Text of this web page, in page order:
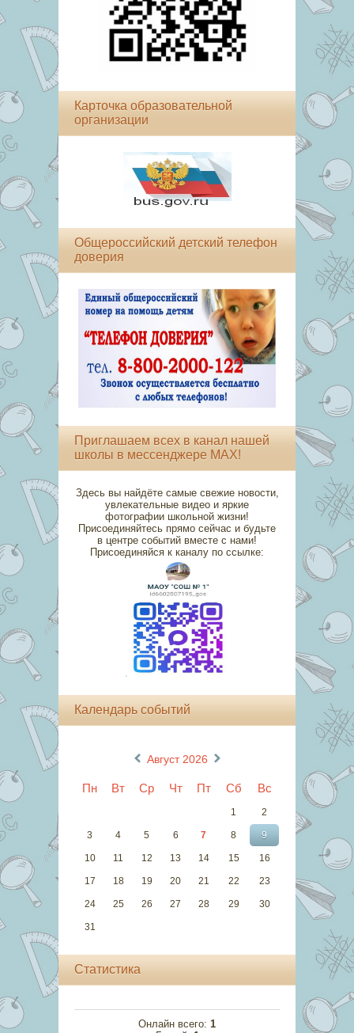
Карточка образовательной
организации
Общероссийский детский телефон
доверия
Приглашаем всех в канал нашей
школы в мессенджере MAX!
Здесь вы найдёте самые свежие новости,
увлекательные видео и яркие
фотографии школьной жизни!
Присоединяйтесь прямо сейчас и будьте
в центре событий вместе с нами!
Присоединяйся к каналу по ссылке:
Календарь событий
« Август 2026 »
Пн Вт Ср Чт Пт Сб Вс
1 2
3 4 5 6 7 8 9
10 11 12 13 14 15 16
17 18 19 20 21 22 23
24 25 26 27 28 29 30
31
Статистика
Онлайн всего: 1